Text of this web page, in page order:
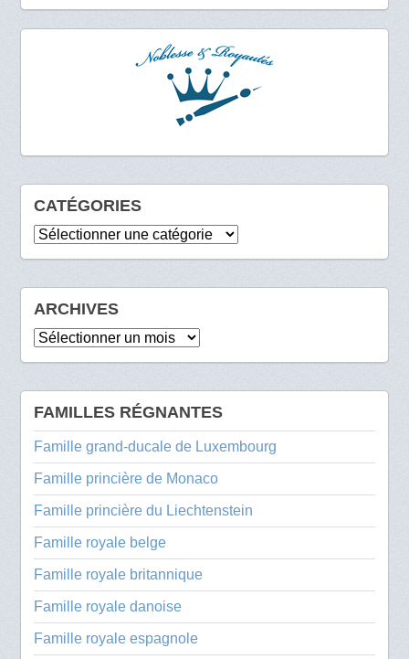
CATÉGORIES
Catégories
ARCHIVES
Archives
FAMILLES RÉGNANTES
Famille grand-ducale de Luxembourg
Famille princière de Monaco
Famille princière du Liechtenstein
Famille royale belge
Famille royale britannique
Famille royale danoise
Famille royale espagnole